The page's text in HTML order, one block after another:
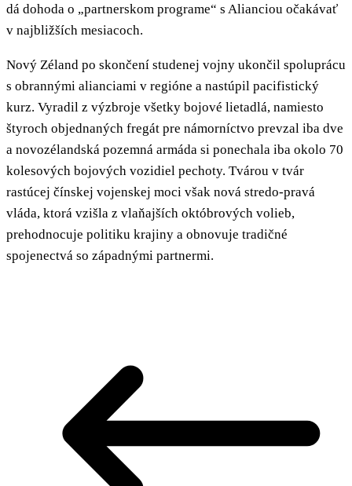
dá dohoda o „partnerskom programe“ s Alianciou očakávať
v najbližších mesiacoch.
Nový Zéland po skončení studenej vojny ukončil spoluprácu
s obrannými alianciami v regióne a nastúpil pacifistický
kurz. Vyradil z výzbroje všetky bojové lietadlá, namiesto
štyroch objednaných fregát pre námorníctvo prevzal iba dve
a novozélandská pozemná armáda si ponechala iba okolo 70
kolesových bojových vozidiel pechoty. Tvárou v tvár
rastúcej čínskej vojenskej moci však nová stredo-pravá
vláda, ktorá vzišla z vlaňajších októbrových volieb,
prehodnocuje politiku krajiny a obnovuje tradičné
spojenectvá so západnými partnermi.